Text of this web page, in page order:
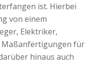
ist. Hierbei
von einem
Elektriker,
Maßanfertigungen für
hinaus auch